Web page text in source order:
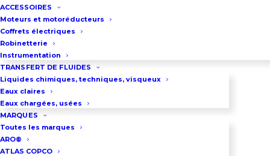
ACCESSOIRES
Moteurs et motoréducteurs
Coffrets électriques
Robinetterie
Instrumentation
TRANSFERT DE FLUIDES
Liquides chimiques, techniques, visqueux
Eaux claires
Eaux chargées, usées
MARQUES
Toutes les marques
ARO®
ATLAS COPCO
Armoire PEHD avec
doseuse ou système de